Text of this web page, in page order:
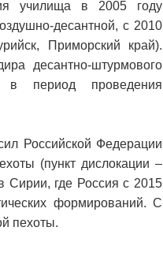
училища в 2005 году
десантной, с 2010
Приморский край).
десантно-штурмового
в период проведения
Российской Федерации
(пункт дислокации –
Сирии, где Россия с 2015
формирований. С
пехоты.